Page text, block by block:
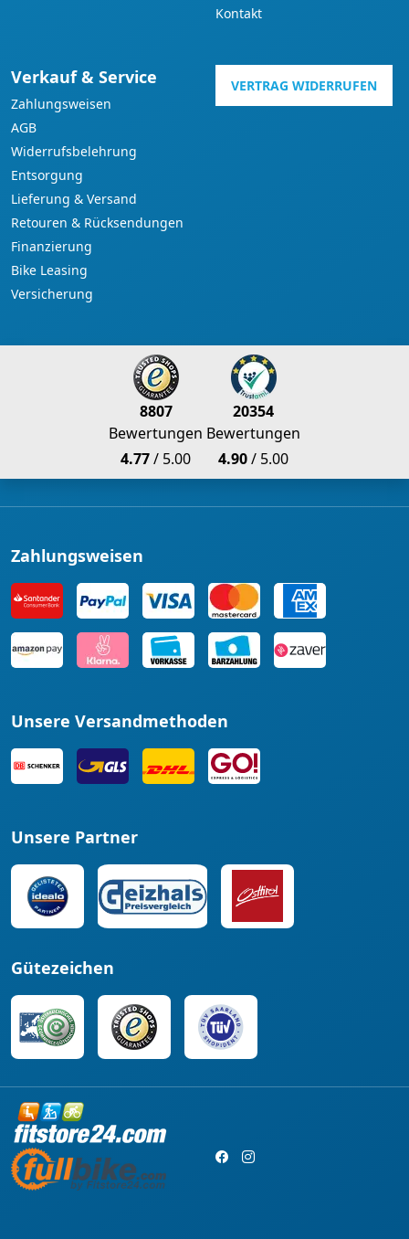
Kontakt
Verkauf & Service
Zahlungsweisen
AGB
Widerrufsbelehrung
Entsorgung
Lieferung & Versand
Retouren & Rücksendungen
Finanzierung
Bike Leasing
Versicherung
VERTRAG WIDERRUFEN
8807
Bewertungen
4.77/ 5.00
20354
Bewertungen
4.90/ 5.00
Zahlungsweisen
Unsere Versandmethoden
Unsere Partner
Gütezeichen